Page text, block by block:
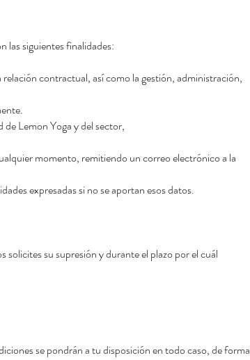
las siguientes finalidades:
contractual, así como la gestión, administración,
deLemon Yoga y del sector,
momento, remitiendo un correo electrónico a la
expresadas si no se aportan esos datos.
su supresión y durante el plazo por el cuál
se pondrán a tu disposición en todo caso, de forma